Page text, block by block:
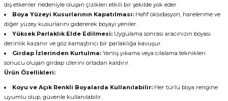
dış etkenler nedeniyle oluşan çizikleri etkili bir şekilde yok eder.
Boya Yüzeyi Kusurlarının Kapatılması: Hafif oksidasyon, harelenme ve
diğer yüzey kusurlarını gidererek boyayı yeniler.
Yüksek Parlaklık Elde Edilmesi: Uygulama sonrası aracınızın boyası
derinlik kazanır ve göz kamaştırıcı bir parlaklığa kavuşur.
Girdap İzlerinden Kurtulma: Yanlış yıkama veya cilalama teknikleri
sonucu oluşan girdap izlerini ortadan kaldırır.
Ürün Özellikleri:
Koyu ve Açık Renkli Boyalarda Kullanılabilir: Her türlü boya rengine
uyumlu olup, güvenle kullanılabilir.